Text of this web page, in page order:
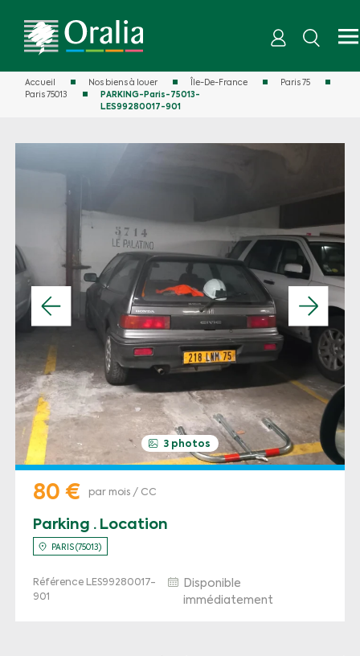
Accueil Nos biens à louer Île-De-France
Paris 75
Paris 75013
PARKING-Paris-75013-
LES99280017-901
3 photos
Parking · Location
PARIS (75013)
80 € par mois / CC
Référence LES99280017-
901
Disponible
immédiatement